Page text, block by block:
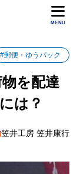
MENU
#郵便・ゆうパック
を配達
は？
笠井工房 笠井康行
郵便局、受け
局で受け取っ